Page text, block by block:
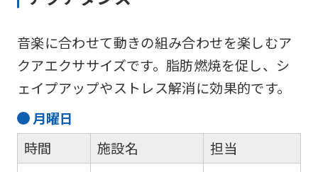
音楽に合わせて動きの組み合わせを楽しむア
クアエクササイズです。脂肪燃焼を促し、シ
ェイプアップやストレス解消に効果的です。
月曜日
時間
施設名
担当
content.
We
ask
you